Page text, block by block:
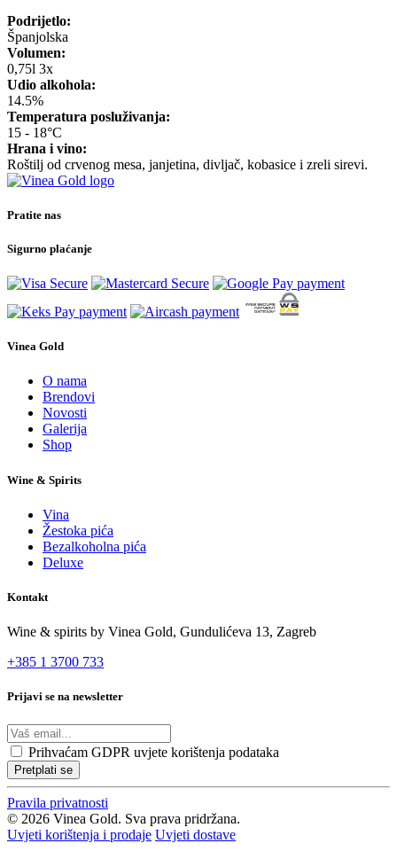
Podrijetlo:
Španjolska
Volumen:
0,75l 3x
Udio alkohola:
14.5%
Temperatura posluživanja:
15 - 18°C
Hrana i vino:
Roštilj od crvenog mesa, janjetina, divljač, kobasice i zreli sirevi.
Pratite nas
Sigurno plaćanje
Vinea Gold
O nama
Brendovi
Novosti
Galerija
Shop
Wine & Spirits
Vina
Žestoka pića
Bezalkoholna pića
Deluxe
Kontakt
Wine & spirits by Vinea Gold, Gundulićeva 13, Zagreb
+385 1 3700 733
Prijavi se na newsletter
Prihvaćam GDPR uvjete korištenja podataka
Pretplati se
Pravila privatnosti
© 2026 Vinea Gold. Sva prava pridržana.
Uvjeti korištenja i prodaje Uvjeti dostave